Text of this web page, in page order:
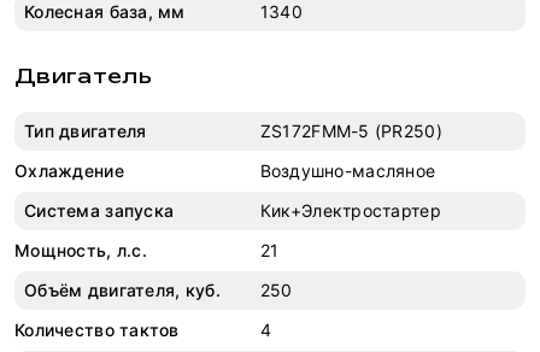
Колесная база, мм
1340
Двигатель
Тип двигателя
ZS172FMM-5 (PR250)
Охлаждение
Воздушно-масляное
Система запуска
Кик+Электростартер
Мощность, л.с.
21
Объём двигателя, куб.
250
Количество тактов
4